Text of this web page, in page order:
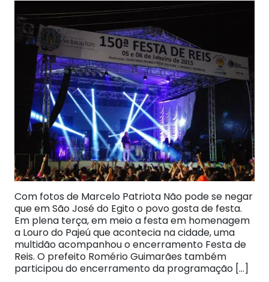
Com fotos de Marcelo Patriota Não pode se negar
que em São José do Egito o povo gosta de festa.
Em plena terça, em meio a festa em homenagem
a Louro do Pajeú que acontecia na cidade, uma
multidão acompanhou o encerramento Festa de
Reis. O prefeito Romério Guimarães também
participou do encerramento da programação […]